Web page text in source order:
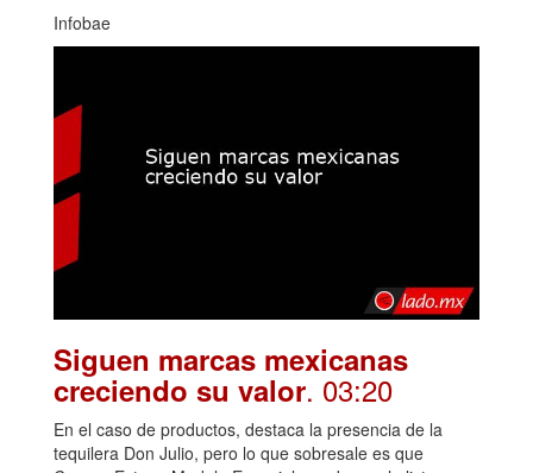
Infobae
Siguen marcas mexicanas
creciendo su valor. 03:20
En el caso de productos, destaca la presencia de la
tequilera Don Julio, pero lo que sobresale es que